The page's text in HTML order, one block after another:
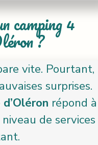
camping 4
?
vite. Pourtant,
surprises.
répond à
de services